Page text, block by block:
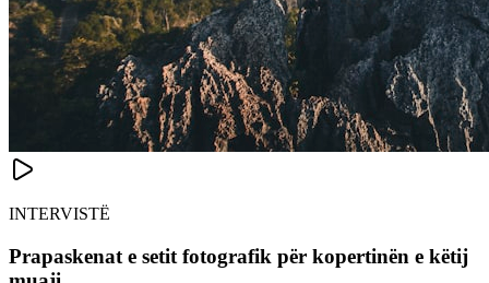
INTERVISTË
Prapaskenat e setit fotografik për kopertinën e këtij